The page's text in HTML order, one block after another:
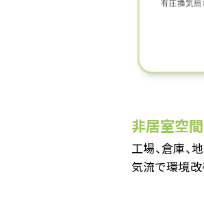
非居室空間
工場、倉庫、
気流で環境改